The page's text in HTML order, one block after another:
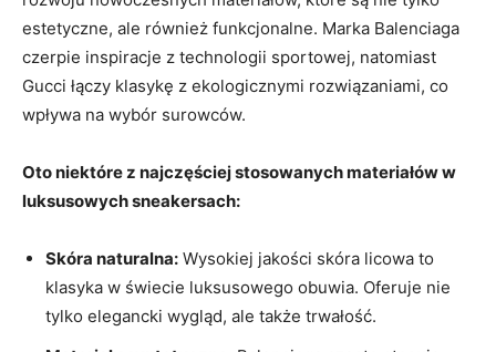
estetyczne, ale również funkcjonalne. Marka Balenciaga
czerpie inspiracje z technologii sportowej, natomiast
Gucci łączy klasykę z ekologicznymi rozwiązaniami, co
wpływa na wybór surowców.
Oto niektóre z najczęściej stosowanych materiałów w
luksusowych sneakersach:
Skóra naturalna: Wysokiej jakości skóra licowa to
klasyka w świecie luksusowego obuwia. Oferuje nie
tylko elegancki wygląd, ale także trwałość.